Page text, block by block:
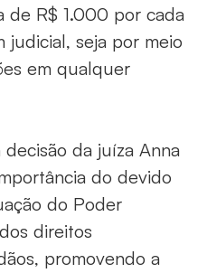
de R$ 1.000 por cada
judicial, seja por meio
em qualquer
da juíza Anna
do devido
do Poder
direitos
promovendo a